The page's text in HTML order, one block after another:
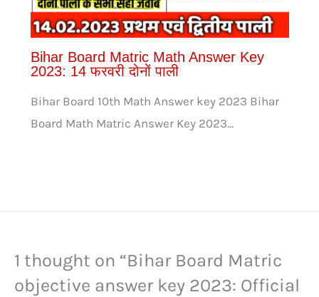
Bihar Board Matric Math Answer Key
2023: 14 फरवरी दोनों पाली
Bihar Board 10th Math Answer key 2023 Bihar
Board Math Matric Answer Key 2023…
1 thought on “Bihar Board Matric
objective answer key 2023: Official